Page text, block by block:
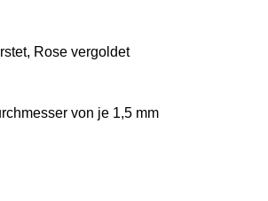
Rose vergoldet
von je 1,5 mm